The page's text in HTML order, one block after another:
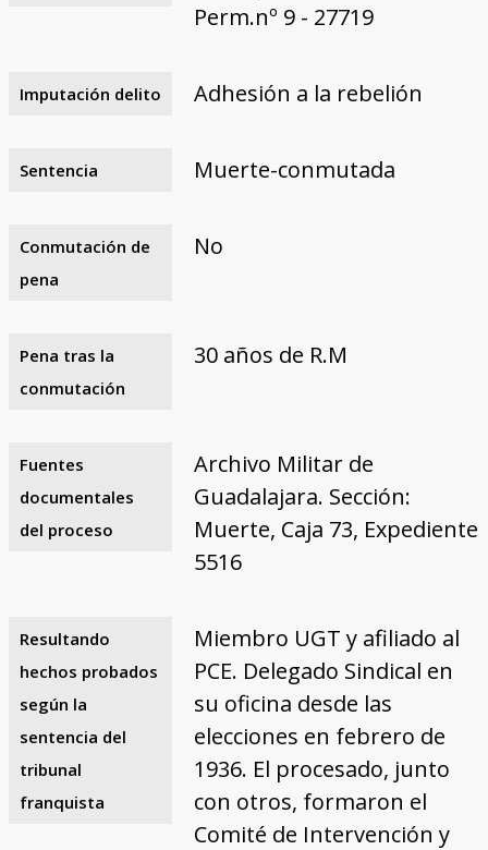
Perm.nº 9 - 27719
Imputación delito Adhesión a la rebelión
Sentencia Muerte-conmutada
Conmutación de
pena
No
Pena tras la
conmutación
30 años de R.M
Fuentes
documentales
del proceso
Archivo Militar de
Guadalajara. Sección:
Muerte, Caja 73, Expediente
5516
Resultando
hechos probados
según la
sentencia del
tribunal
franquista
Miembro UGT y afiliado al
PCE. Delegado Sindical en
su oficina desde las
elecciones en febrero de
1936. El procesado, junto
con otros, formaron el
Comité de Intervención y